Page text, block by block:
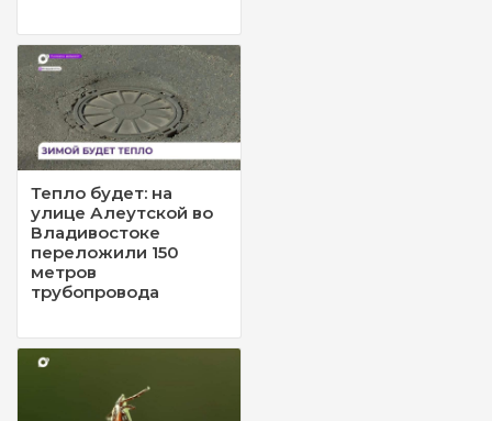
Тепло будет: на
улице Алеутской во
Владивостоке
переложили 150
метров
трубопровода